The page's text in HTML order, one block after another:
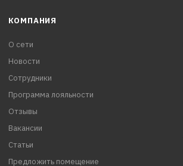
КОМПАНИЯ
О сети
Новости
Сотрудники
Программа лояльности
Отзывы
Вакансии
Статьи
Предложить помещение